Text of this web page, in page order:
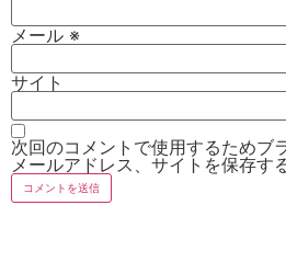
メール ※
サイト
次回のコメントで使用するためブ
メールアドレス、サイトを保存する